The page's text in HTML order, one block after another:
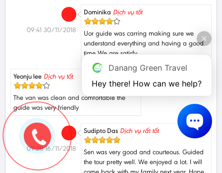
Dominika Dịch vụ tốt
Uor guide was carring making sure we
understand everything and having a good
time We are satisfy
09:41 30/11/2018
Yeonju lee Dịch vụ tốt
The van was clean and comfortable the
guide was very friendly
09:29 16/11/2018
Sudipto Das Dịch vụ rất tốt
Sen was very good and courteous. Guided
the tour pretty well. We enjoyed a lot. I will
09:28 16/11/2018
Danang Green Travel
Hey there! How can we help?